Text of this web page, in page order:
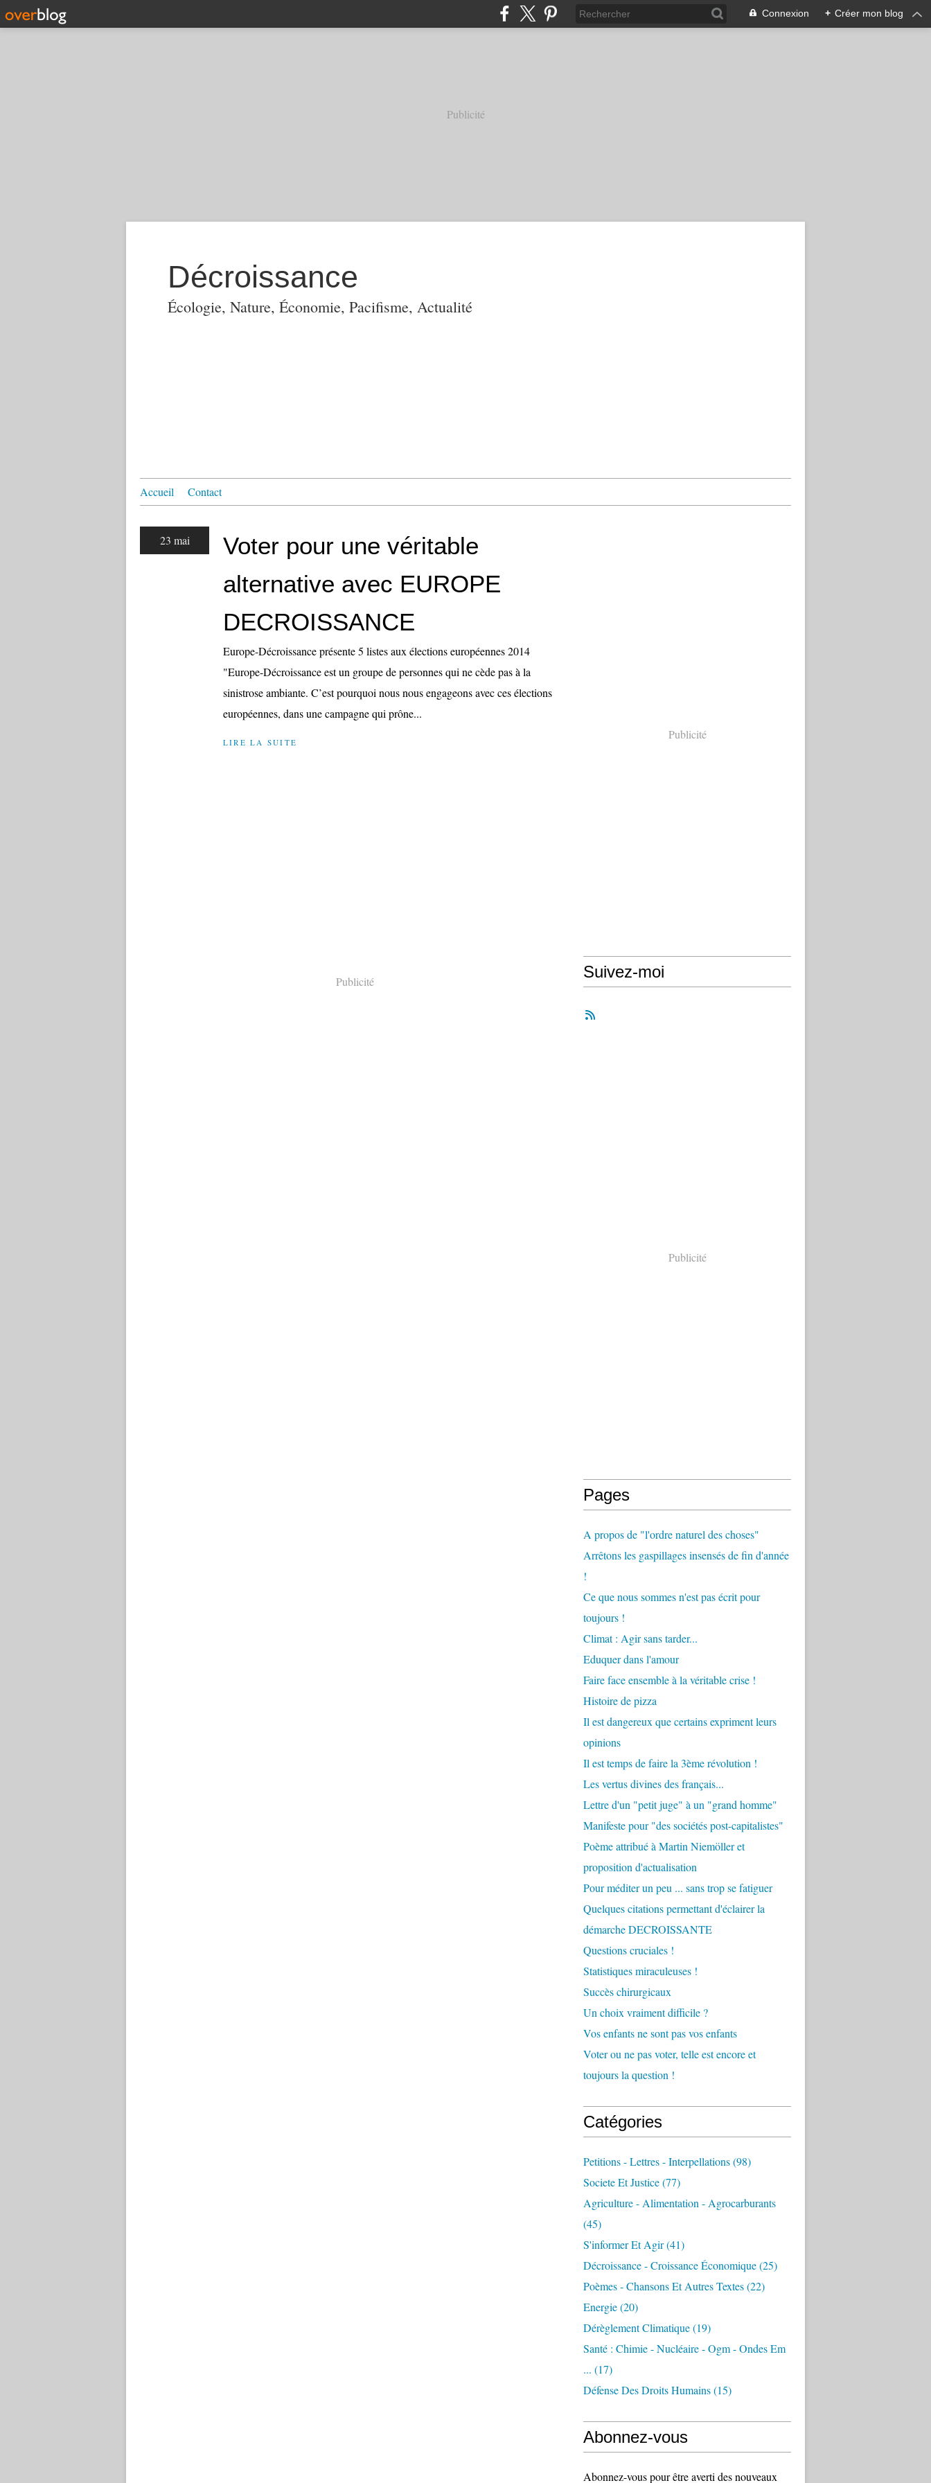
Connexion + Créer mon blog
Publicité
Décroissance
Écologie, Nature, Économie, Pacifisme, Actualité
Accueil Contact
23 mai
Voter pour une véritable
alternative avec EUROPE
DECROISSANCE
Europe-Décroissance présente 5 listes aux élections européennes 2014
"Europe-Décroissance est un groupe de personnes qui ne cède pas à la
sinistrose ambiante. C’est pourquoi nous nous engageons avec ces élections
européennes, dans une campagne qui prône...
LIRE LA SUITE
Publicité
Publicité
Suivez-moi
Publicité
Pages
A propos de "l'ordre naturel des choses"
Arrêtons les gaspillages insensés de fin d'année
!
Ce que nous sommes n'est pas écrit pour
toujours !
Climat : Agir sans tarder...
Eduquer dans l'amour
Faire face ensemble à la véritable crise !
Histoire de pizza
Il est dangereux que certains expriment leurs
opinions
Il est temps de faire la 3ème révolution !
Les vertus divines des français...
Lettre d'un "petit juge" à un "grand homme"
Manifeste pour "des sociétés post-capitalistes"
Poème attribué à Martin Niemöller et
proposition d'actualisation
Pour méditer un peu ... sans trop se fatiguer
Quelques citations permettant d'éclairer la
démarche DECROISSANTE
Questions cruciales !
Statistiques miraculeuses !
Succès chirurgicaux
Un choix vraiment difficile ?
Vos enfants ne sont pas vos enfants
Voter ou ne pas voter, telle est encore et
toujours la question !
Catégories
Petitions - Lettres - Interpellations(98)
Societe Et Justice(77)
Agriculture - Alimentation - Agrocarburants
(45)
S'informer Et Agir(41)
Décroissance - Croissance Économique(25)
Poèmes - Chansons Et Autres Textes(22)
Energie(20)
Dérèglement Climatique(19)
Santé : Chimie - Nucléaire - Ogm - Ondes Em
... (17)
Défense Des Droits Humains(15)
Abonnez-vous
Abonnez-vous pour être averti des nouveaux